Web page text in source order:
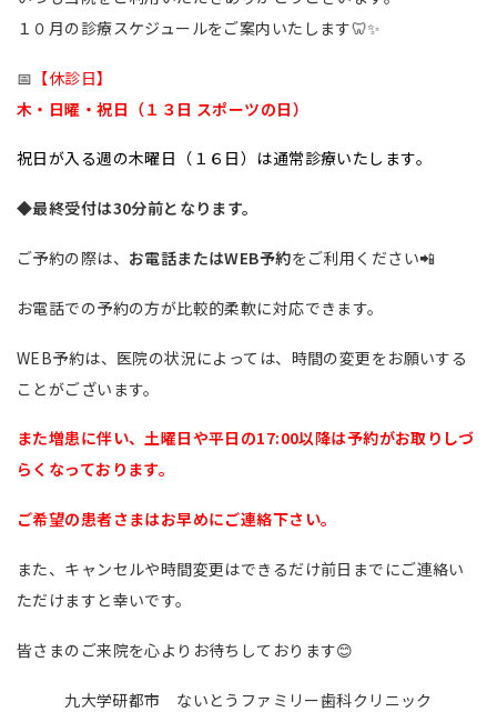
１０月の診療スケジュールをご案内いたします🦷✨
📅 【休診日】
木・日曜・祝日（１３日 スポーツの日）
祝日が入る週の木曜日（１６日）は通常診療いたします。
◆最終受付は30分前となります。
ご予約の際は、 お電話またはWEB予約をご利用ください📲
お電話での予約の方が比較的柔軟に対応できます。
WEB予約は、医院の状況によっては、時間の変更をお願いする
ことがございます。
また増患に伴い、土曜日や平日の17:00以降は予約がお取りしづ
らくなっております。
ご希望の患者さまはお早めにご連絡下さい。
また、キャンセルや時間変更はできるだけ前日までにご連絡い
ただけますと幸いです。
皆さまのご来院を心よりお待ちしております😊
九大学研都市 ないとうファミリー歯科クリニック